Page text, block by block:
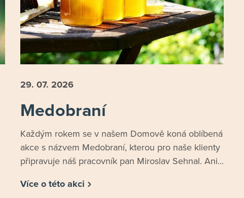
29. 07. 2026
Medobraní
Každým rokem se v našem Domově koná oblíbená
akce s názvem Medobraní, kterou pro naše klienty
připravuje náš pracovník pan Miroslav Sehnal. Ani...
Více o této akci